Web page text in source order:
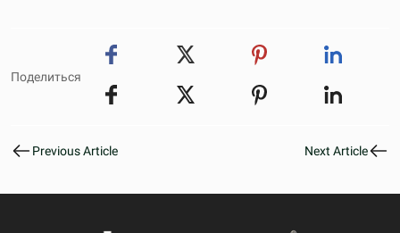
Поделиться
Previous Article Next Article